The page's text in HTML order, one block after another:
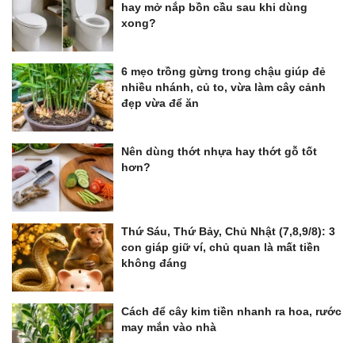
hay mở nắp bồn cầu sau khi dùng
xong?
6 mẹo trồng gừng trong chậu giúp đẻ
nhiều nhánh, củ to, vừa làm cây cảnh
đẹp vừa để ăn
Nên dùng thớt nhựa hay thớt gỗ tốt
hơn?
Thứ Sáu, Thứ Bảy, Chủ Nhật (7,8,9/8): 3
con giáp giữ ví, chủ quan là mất tiền
không đáng
Cách để cây kim tiền nhanh ra hoa, rước
may mắn vào nhà